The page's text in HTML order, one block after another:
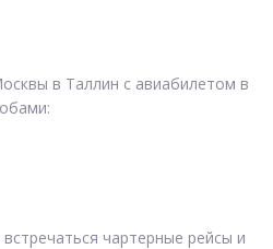
в Таллин с авиабилетом в
чартерные рейсы и